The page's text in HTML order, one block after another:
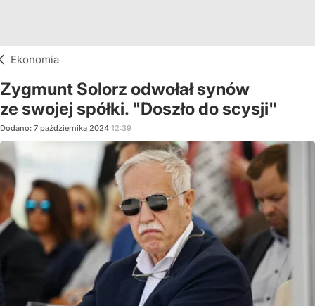
Ekonomia
Zygmunt Solorz odwołał synów
ze swojej spółki. "Doszło do scysji"
Dodano: 7 października 2024 12:39